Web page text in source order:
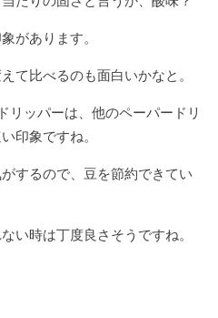
があります。
て比べるのも面白いかなと。
リッパーは、他のペーパードリ
印象ですね。
するので、豆を節約できてい
い時は丁度良さそうですね。